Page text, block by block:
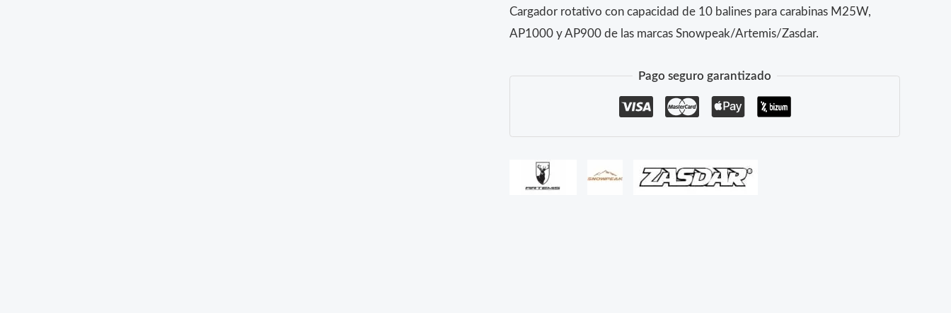
Cargador rotativo con capacidad de 10 balines para carabinas M25W,
AP1000 y AP900 de las marcas Snowpeak/Artemis/Zasdar.
Pago seguro garantizado